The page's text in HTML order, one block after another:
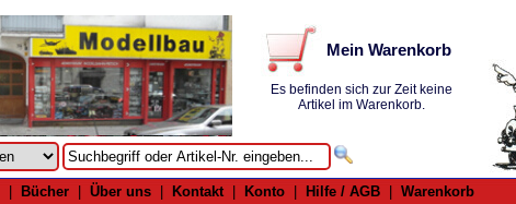
Mein Warenkorb
Es befinden sich zur Zeit keine
Artikel im Warenkorb.
Bücher Über uns Kontakt| Konto Hilfe / AGB Warenkorb